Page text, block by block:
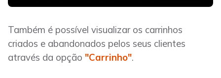
Também é possível visualizar os carrinhos
criados e abandonados pelos seus clientes
através da opção "Carrinho".